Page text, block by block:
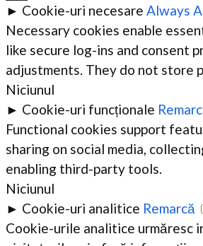
► Cookie-uri necesare Always
Necessary cookies enable
like secure log-ins and consent
adjustments. They do not store
Niciunul
► Cookie-uri funcționale
Functional cookies support
sharing on social media,
enabling third-party tools.
Niciunul
► Cookie-uri analitice Remarcă
Cookie-urile analitice urmăresc